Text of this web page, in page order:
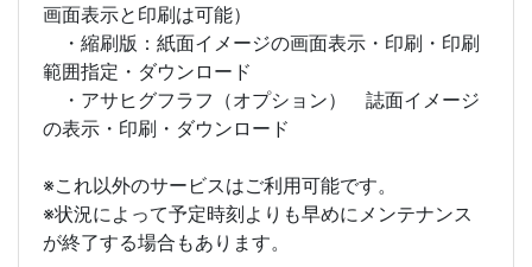
画面表示と印刷は可能）
・縮刷版：紙面イメージの画面表示・印刷・印刷
範囲指定・ダウンロード
・アサヒグフラフ（オプション） 誌面イメージ
の表示・印刷・ダウンロード
※これ以外のサービスはご利用可能です。
※状況によって予定時刻よりも早めにメンテナンス
が終了する場合もあります。